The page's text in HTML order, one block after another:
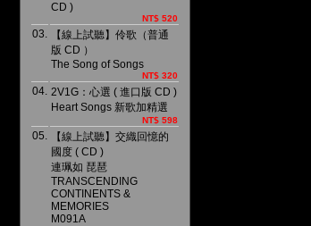
CD )
NT$ 520
03.
【線上試聽】伶歌（普通
版 CD ）
The Song of Songs
NT$ 320
04. 2V1G：心選 ( 進口版 CD )
Heart Songs 新歌加精選
NT$ 598
05.
【線上試聽】交織回憶的
國度 ( CD )
連珮如 琵琶
TRANSCENDING
CONTINENTS &
MEMORIES
M091A